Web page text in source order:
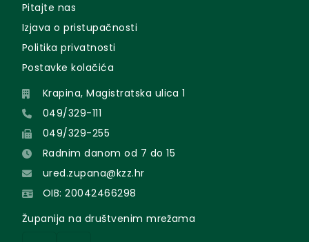
Pitajte nas
Izjava o pristupačnosti
Politika privatnosti
Postavke kolačića
Krapina, Magistratska ulica 1
049/329-111
049/329-255
Radnim danom od 7 do 15
ured.zupana@kzz.hr
OIB: 20042466298
Županija na društvenim mrežama